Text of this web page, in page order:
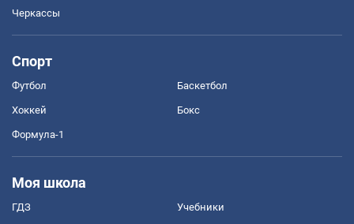
Черкассы
Спорт
Футбол Баскетбол
Хоккей Бокс
Формула-1
Моя школа
ГДЗ Учебники